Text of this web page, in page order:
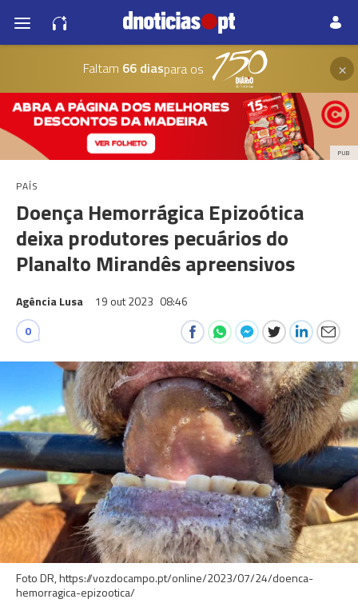
Faltam 66 diaspara os ×
PUB
PAÍS
Doença Hemorrágica Epizoótica
deixa produtores pecuários do
Planalto Mirandês apreensivos
Agência Lusa 19 out 2023 08:46
0
Foto DR, https://vozdocampo.pt/online/2023/07/24/doenca-
hemorragica-epizootica/